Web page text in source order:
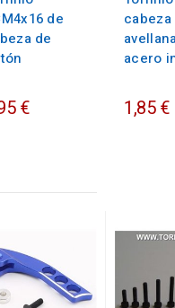
de
de
€
cabeza
acero
1,85 €